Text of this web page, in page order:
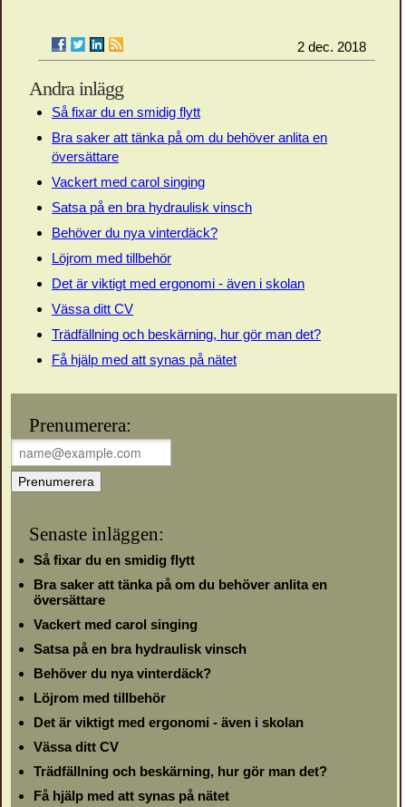
2 dec. 2018
Andra inlägg
Så fixar du en smidig flytt
Bra saker att tänka på om du behöver anlita en
översättare
Vackert med carol singing
Satsa på en bra hydraulisk vinsch
Behöver du nya vinterdäck?
Löjrom med tillbehör
Det är viktigt med ergonomi - även i skolan
Vässa ditt CV
Trädfällning och beskärning, hur gör man det?
Få hjälp med att synas på nätet
Prenumerera:
Senaste inläggen:
Så fixar du en smidig flytt
Bra saker att tänka på om du behöver anlita en
översättare
Vackert med carol singing
Satsa på en bra hydraulisk vinsch
Behöver du nya vinterdäck?
Löjrom med tillbehör
Det är viktigt med ergonomi - även i skolan
Vässa ditt CV
Trädfällning och beskärning, hur gör man det?
Få hjälp med att synas på nätet